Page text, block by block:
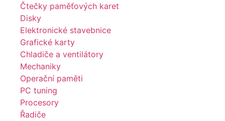
Čtečky paměťových karet
Disky
Elektronické stavebnice
Grafické karty
Chladiče a ventilátory
Mechaniky
Operační paměti
PC tuning
Procesory
Řadiče